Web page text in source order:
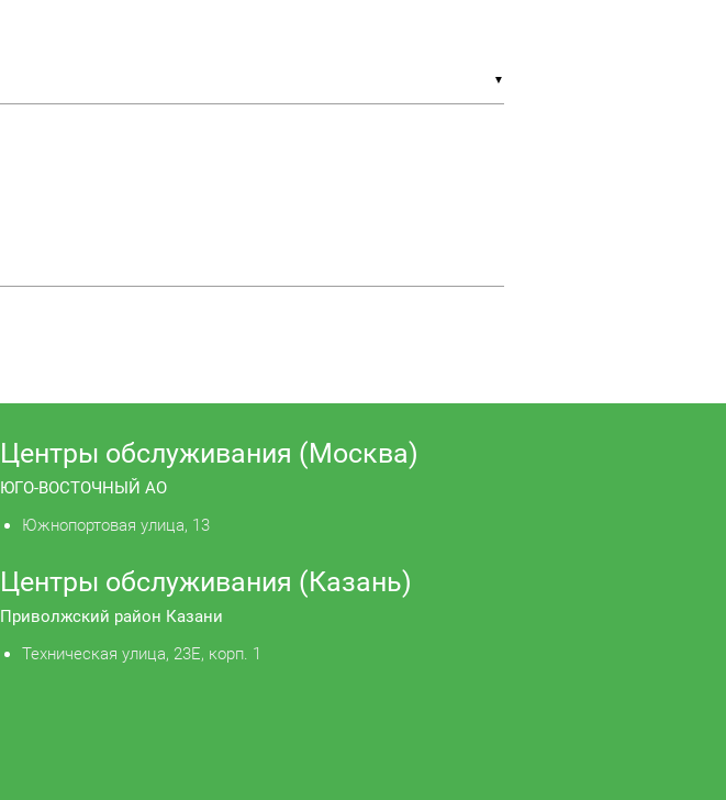
▼
Центры обслуживания (Москва)
ЮГО-ВОСТОЧНЫЙ АО
Южнопортовая улица, 13
Центры обслуживания (Казань)
Приволжский район Казани
Техническая улица, 23Е, корп. 1